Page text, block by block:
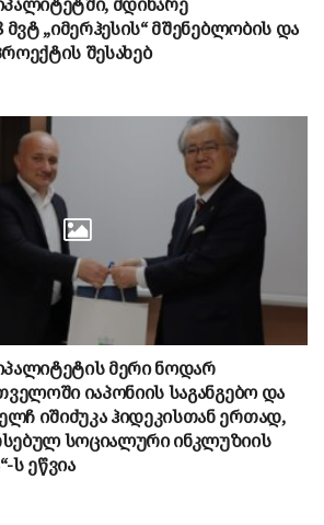
მვტ „იმერჰესის“ მშენებლობის და
შესახებ
მერი ნოდარ
იაპონიის საგანგებო და
იშიძუკა ჰიდეკისთან ერთად,
სოციალური ინკლუზიის
ს ეწვია